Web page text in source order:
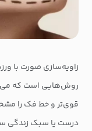
زاویه‌سازی صورت با
روش‌هایی است که
قوی‌تر و خط فک را
درست یا سبک زندگی